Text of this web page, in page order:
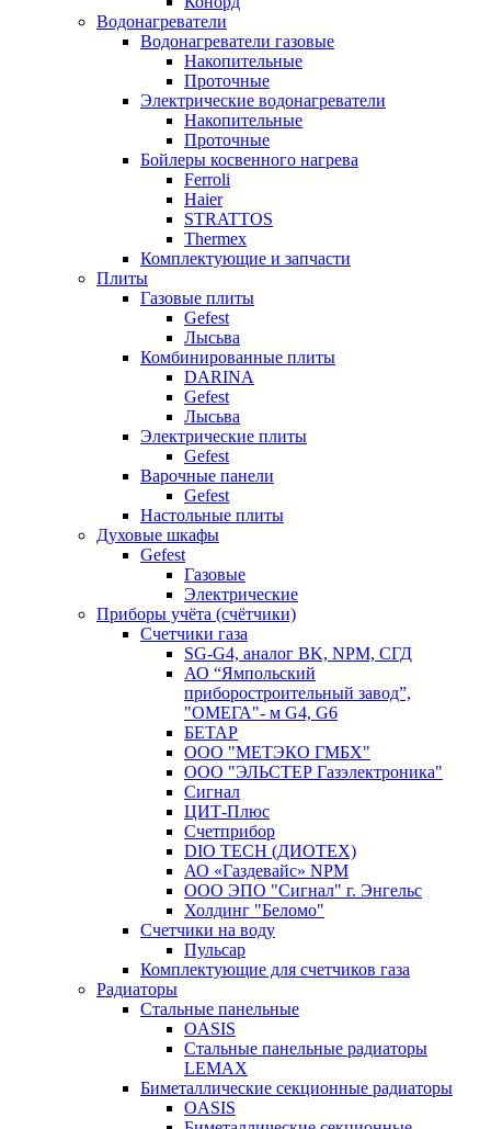
Водонагреватели
Водонагреватели газовые
Накопительные
Проточные
Электрические водонагреватели
Накопительные
Проточные
Бойлеры косвенного нагрева
Ferroli
Haier
STRATTOS
Thermex
Комплектующие и запчасти
Плиты
Газовые плиты
Gefest
Лысьва
Комбинированные плиты
DARINA
Gefest
Лысьва
Электрические плиты
Gefest
Варочные панели
Gefest
Настольные плиты
Духовые шкафы
Gefest
Газовые
Электрические
Приборы учёта (счётчики)
Счетчики газа
SG-G4, аналог BK, NPM, СГД
АО “Ямпольский
приборостроительный завод”,
"ОМЕГА"- м G4, G6
БЕТАР
ООО "МЕТЭКО ГМБХ"
ООО "ЭЛЬСТЕР Газэлектроника"
Сигнал
ЦИТ-Плюс
Счетприбор
DIO TECH (ДИОТЕХ)
АО «Газдевайс» NPM
ООО ЭПО "Сигнал" г. Энгельс
Холдинг "Беломо"
Счетчики на воду
Пульсар
Комплектующие для счетчиков газа
Радиаторы
Стальные панельные
OASIS
Стальные панельные радиаторы
LEMAX
Биметаллические секционные радиаторы
OASIS